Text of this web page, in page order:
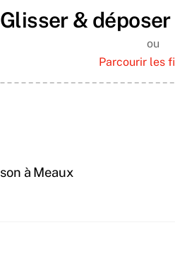
Glisser &
ou
Parcourir les
à Meaux